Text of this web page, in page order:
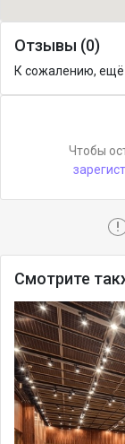
Отзывы (0)
К сожалению, ещё
Чтобы
!
Смотрите